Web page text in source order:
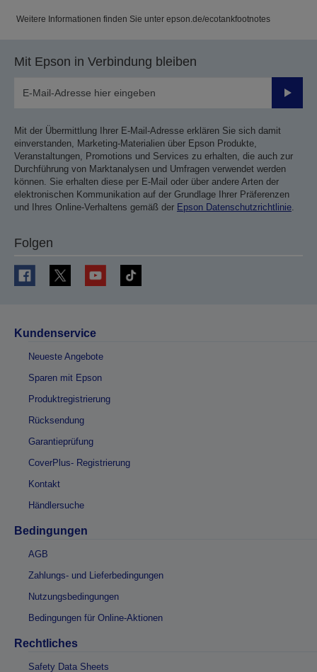
Weitere Informationen finden Sie unter epson.de/ecotankfootnotes
Mit Epson in Verbindung bleiben
Mit der Übermittlung Ihrer E-Mail-Adresse erklären Sie sich damit
einverstanden, Marketing-Materialien über Epson Produkte,
Veranstaltungen, Promotions und Services zu erhalten, die auch zur
Durchführung von Marktanalysen und Umfragen verwendet werden
können. Sie erhalten diese per E-Mail oder über andere Arten der
elektronischen Kommunikation auf der Grundlage Ihrer Präferenzen
und Ihres Online-Verhaltens gemäß der Epson Datenschutzrichtlinie
Folgen
Kundenservice
Neueste Angebote
Sparen mit Epson
Produktregistrierung
Rücksendung
Garantieprüfung
CoverPlus- Registrierung
Kontakt
Händlersuche
Bedingungen
AGB
Zahlungs- und Lieferbedingungen
Nutzungsbedingungen
Bedingungen für Online-Aktionen
Rechtliches
Safety Data Sheets